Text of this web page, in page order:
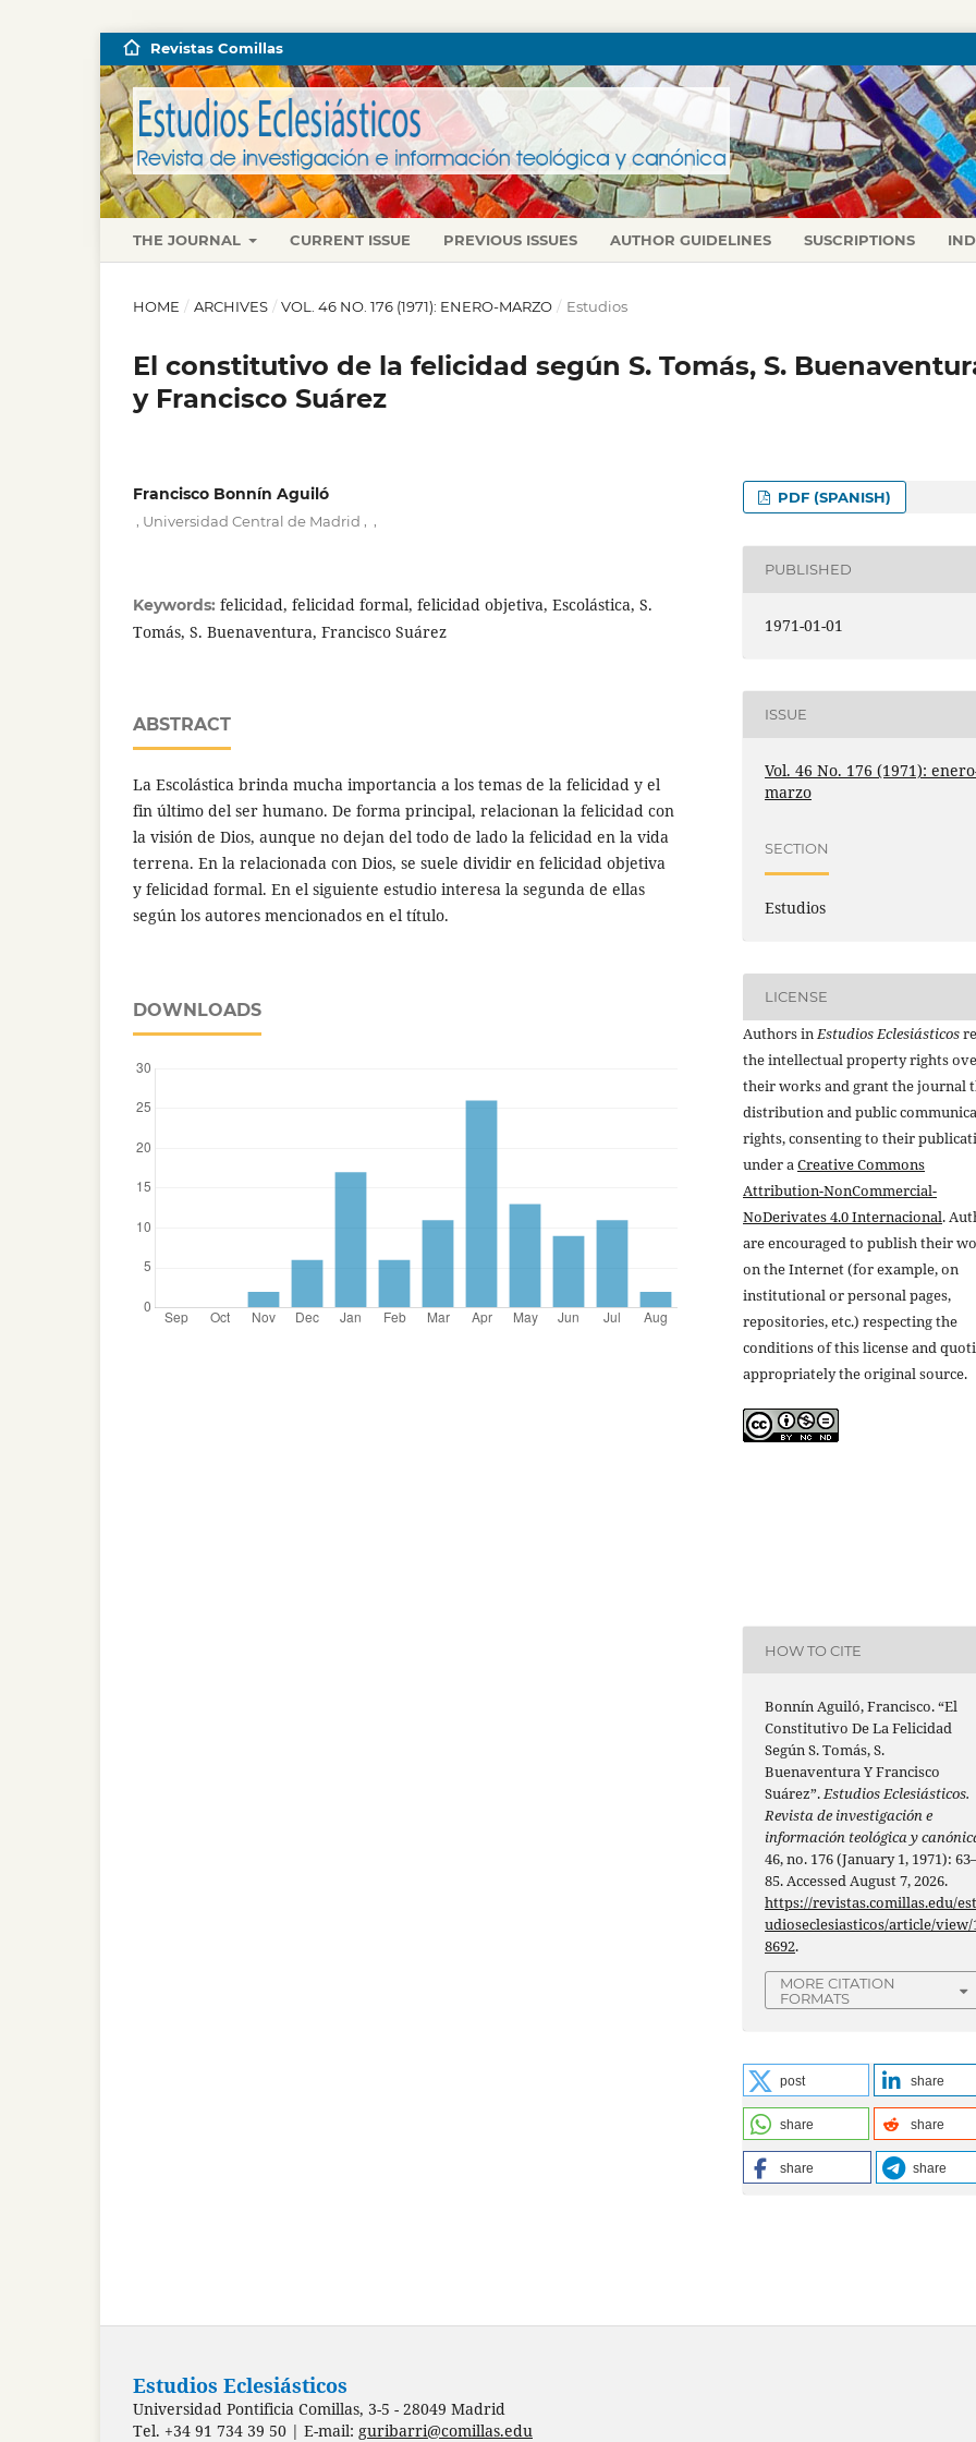
THE JOURNAL CURRENT ISSUE PREVIOUS ISSUES AUTHOR GUIDELINES SUSCRIPTIONS
Revistas Comillas
HOME / ARCHIVES / VOL. 46 NO. 176 (1971): ENERO-MARZO / Estudios
El constitutivo de la felicidad según S. Tomás, S.
y Francisco Suárez
Francisco Bonnín Aguiló
Universidad Central de Madrid
Keywords: felicidad, felicidad formal, felicidad objetiva, Escolástica, S.
Tomás, S. Buenaventura, Francisco Suárez
ABSTRACT
La Escolástica brinda mucha importancia a los temas de la felicidad y el
fin último del ser humano. De forma principal, relacionan la felicidad con
la visión de Dios, aunque no dejan del todo de lado la felicidad en la vida
terrena. En la relacionada con Dios, se suele dividir en felicidad objetiva
y felicidad formal. En el siguiente estudio interesa la segunda de ellas
según los autores mencionados en el título.
DOWNLOADS
PDF (SPANISH)
PUBLISHED
1971-01-01
ISSUE
Vol. 46 No. 176 (1971):
marzo
SECTION
Estudios
LICENSE
Authors inEstudios Eclesiásticos
the intellectual property rights
their works and grant the journal
distribution and public
rights, consenting to their
under aCreative Commons
Attribution-NonCommercial-
NoDerivates 4.0 Internacional.
are encouraged to publish their
on the Internet (for example, on
institutional or personal pages,
repositories, etc.) respecting the
conditions of this license and
appropriately the original source.
HOW TO CITE
Bonnín Aguiló, Francisco. “El
Constitutivo De La Felicidad
Según S. Tomás, S.
Buenaventura Y Francisco
Suárez”.Estudios Eclesiásticos.
Revista de investigación e
información teológica y
46, no. 176 (January 1, 1971):
85. Accessed August 7, 2026.
https://revistas.comillas.edu/est
udioseclesiasticos/article/view/
8692.
MORE CITATION
FORMATS
post share
share share
share share
Estudios Eclesiásticos
Universidad Pontificia Comillas, 3-5 - 28049 Madrid
Tel. +34 91 734 39 50 | E-mail: guribarri@comillas.edu